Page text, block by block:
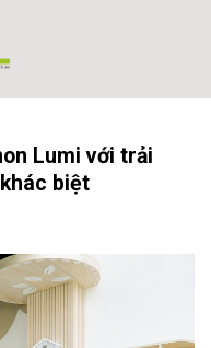
Lumi với trải
biệt